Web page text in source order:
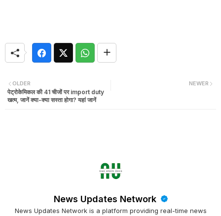
NEWER
OLDER
पेट्रोकेमिकल की 41 चीजों पर import duty
खत्म, जानें क्‍या-क्‍या सस्‍ता होगा? यहां जानें
News Updates Network
News Updates Network is a platform providing real-time news